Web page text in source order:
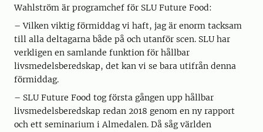
Wahlström är programchef för SLU Future Food:
– Vilken viktig förmiddag vi haft, jag är enorm tacksam
till alla deltagarna både på och utanför scen. SLU har
verkligen en samlande funktion för hållbar
livsmedelsberedskap, det kan vi se bara utifrån denna
förmiddag.
– SLU Future Food tog första gången upp hållbar
livsmedelsberedskap redan 2018 genom en ny rapport
och ett seminarium i Almedalen. Då såg världen